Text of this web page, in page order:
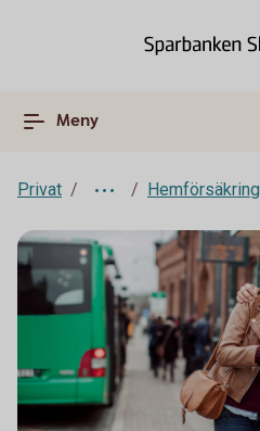
Meny
Privat Hemförsäkring